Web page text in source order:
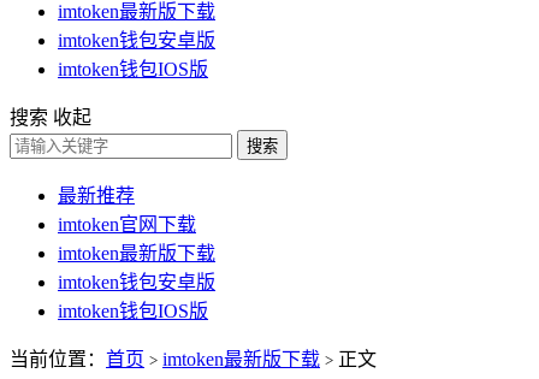
imtoken最新版下载
imtoken钱包安卓版
imtoken钱包IOS版
搜索 收起
搜索
最新推荐
imtoken官网下载
imtoken最新版下载
imtoken钱包安卓版
imtoken钱包IOS版
当前位置： 首页 > imtoken最新版下载 > 正文